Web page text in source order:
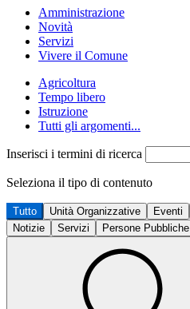
Amministrazione
Novità
Servizi
Vivere il Comune
Agricoltura
Tempo libero
Istruzione
Tutti gli argomenti...
Inserisci i termini di ricerca
Seleziona il tipo di contenuto
Tutto Unità Organizzative Eventi
Notizie
Servizi Persone Pubbliche